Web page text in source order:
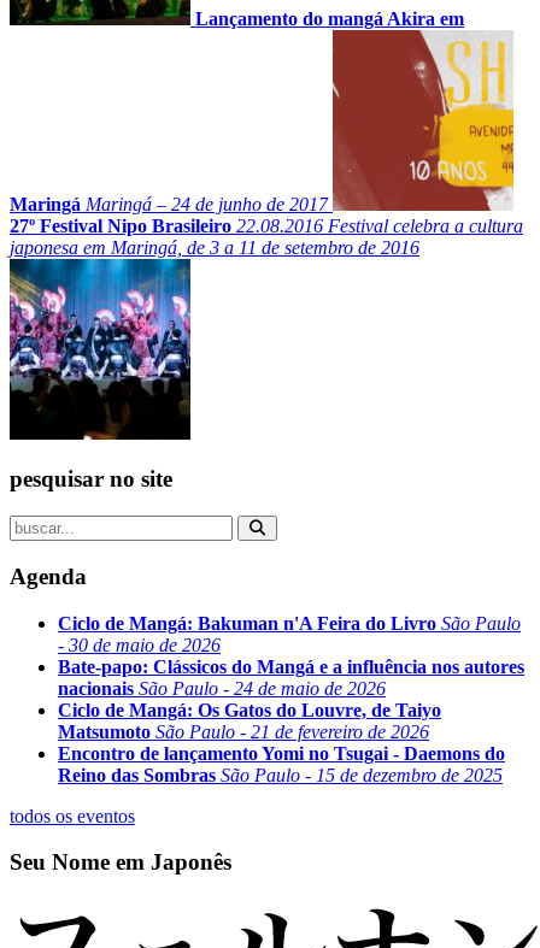
Lançamento do mangá Akira em
Maringá Maringá – 24 de junho de 2017
27º Festival Nipo Brasileiro 22.08.2016 Festival celebra a cultura
japonesa em Maringá, de 3 a 11 de setembro de 2016
pesquisar no site
Agenda
Ciclo de Mangá: Bakuman n'A Feira do Livro São Paulo
- 30 de maio de 2026
Bate-papo: Clássicos do Mangá e a influência nos autores
nacionais São Paulo - 24 de maio de 2026
Ciclo de Mangá: Os Gatos do Louvre, de Taiyo
Matsumoto São Paulo - 21 de fevereiro de 2026
Encontro de lançamento Yomi no Tsugai - Daemons do
Reino das Sombras São Paulo - 15 de dezembro de 2025
todos os eventos
Seu Nome em Japonês